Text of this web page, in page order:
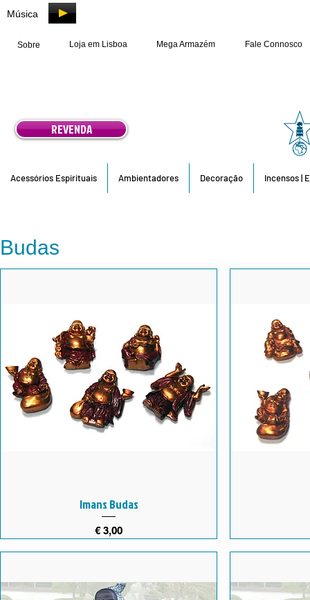
Música
Sobre Loja em Lisboa Mega Armazém Fale Connosco
REVENDA
Acessórios Espirituais Ambientadores Decoração Incensos |
Budas
Imans Budas
Preço
€ 3,00